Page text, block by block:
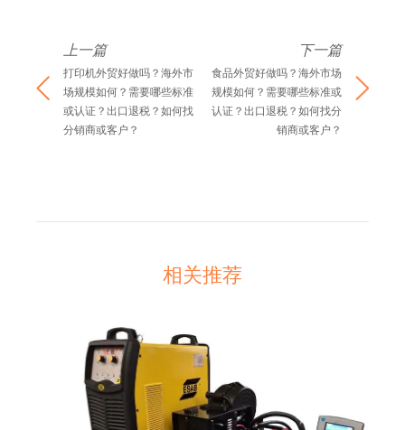
上一篇
打印机外贸好做吗？海外市
场规模如何？需要哪些标准
或认证？出口退税？如何找
分销商或客户？
下一篇
食品外贸好做吗？海外市场
规模如何？需要哪些标准或
认证？出口退税？如何找分
销商或客户？
相关推荐